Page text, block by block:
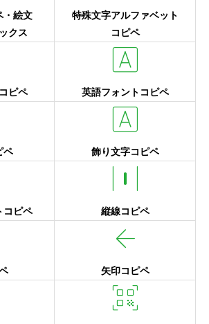
・絵文
クス
特殊文字アルファベット
コピペ
ピペ
font_download
英語フォントコピペ
ペ
font_download
飾り文字コピペ
コピペ
horizontal_distribute
縦線コピペ
arrow_back
矢印コピペ
qr_code_scanner